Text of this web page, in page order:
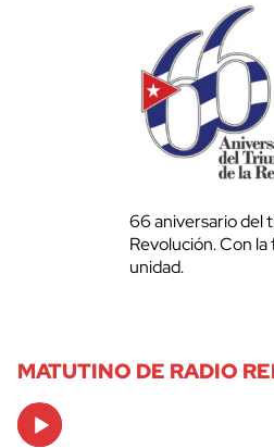
66 aniversario del
Revolución. Con la
unidad.
MATUTINO DE RADIO
Audio
Player